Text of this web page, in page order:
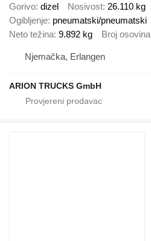
Gorivo dizel Nosivost 26.110 kg
Ogibljenje pneumatski/pneumatski
Neto težina 9.892 kg Broj osovina
Njemačka, Erlangen
ARION TRUCKS GmbH